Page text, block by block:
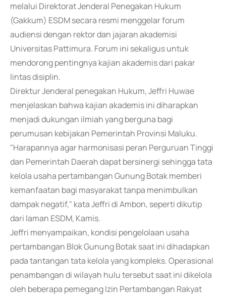
melalui Direktorat Jenderal Penegakan Hukum
(Gakkum) ESDM secara resmi menggelar forum
audiensi dengan rektor dan jajaran akademisi
Universitas Pattimura. Forum ini sekaligus untuk
mendorong pentingnya kajian akademis dari pakar
lintas disiplin.
Direktur Jenderal penegakan Hukum, Jeffri Huwae
menjelaskan bahwa kajian akademis ini diharapkan
menjadi dukungan ilmiah yang berguna bagi
perumusan kebijakan Pemerintah Provinsi Maluku.
"Harapannya agar harmonisasi peran Perguruan Tinggi
dan Pemerintah Daerah dapat bersinergi sehingga tata
kelola usaha pertambangan Gunung Botak memberi
kemanfaatan bagi masyarakat tanpa menimbulkan
dampak negatif," kata Jeffri di Ambon, seperti dikutip
dari laman ESDM, Kamis.
Jeffri menyampaikan, kondisi pengelolaan usaha
pertambangan Blok Gunung Botak saat ini dihadapkan
pada tantangan tata kelola yang kompleks. Operasional
penambangan di wilayah hulu tersebut saat ini dikelola
oleh beberapa pemegang Izin Pertambangan Rakyat